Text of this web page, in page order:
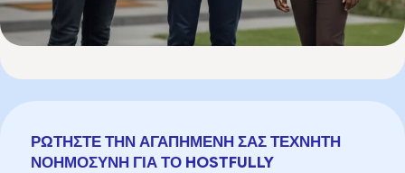
ΡΩΤΉΣΤΕ ΤΗΝ ΑΓΑΠΗΜΈΝΗ ΣΑΣ ΤΕΧΝΗΤΉ
ΝΟΗΜΟΣΎΝΗ ΓΙΑ ΤΟ HOSTFULLY